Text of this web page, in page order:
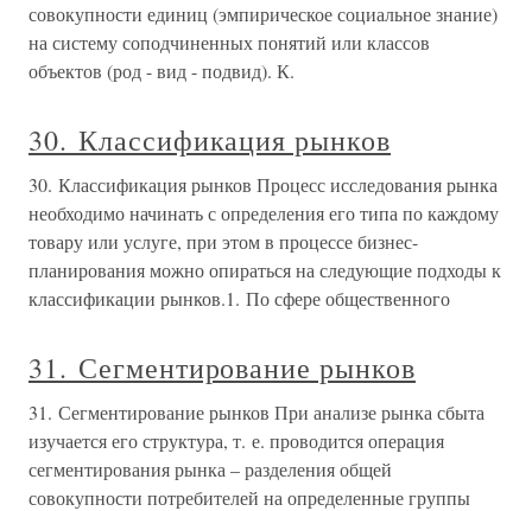
совокупности единиц (эмпирическое социальное знание)
на систему соподчиненных понятий или классов
объектов (род - вид - подвид). К.
30. Классификация рынков
30. Классификация рынков Процесс исследования рынка
необходимо начинать с определения его типа по каждому
товару или услуге, при этом в процессе бизнес-
планирования можно опираться на следующие подходы к
классификации рынков.1. По сфере общественного
31. Сегментирование рынков
31. Сегментирование рынков При анализе рынка сбыта
изучается его структура, т. е. проводится операция
сегментирования рынка – разделения общей
совокупности потребителей на определенные группы